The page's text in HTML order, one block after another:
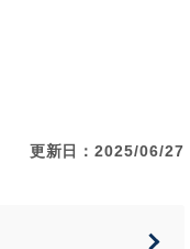
更新日：2025/06/27